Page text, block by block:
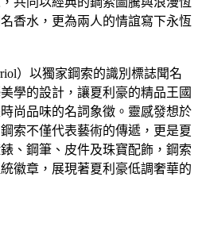
香水，更為兩人的情誼寫下永恆
）以獨家鋼索的識別標誌聞名
學的設計，讓夏利豪的精品王國
尚品味的名詞象徵。靈感發想於
索不僅代表藝術的傳遞，更是夏
、鋼筆、皮件及珠寶配飾，鋼索
徽章，展現著夏利豪低調奢華的